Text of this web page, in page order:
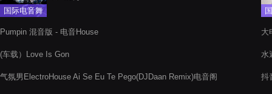
国际电音舞
Pumpin 混音版 - 电音House
(车载）Love Is Gon
气氛男ElectroHouse Ai Se Eu Te Pego(DJDaan Remix)电音阁
大
水
抖